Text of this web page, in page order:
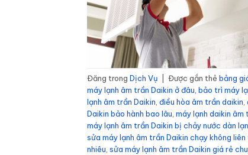
Đăng trong Dịch Vụ Được gắn thẻ bảng
máy lạnh âm trần Daikin ở đâu, bảo trì máy
lạnh âm trần Daikin, điều hòa âm trần daikin,
Daikin bảo hành bao lâu, máy lạnh daikin âm
máy lạnh âm trần Daikin bị chảy nước dàn
sửa máy lạnh âm trần Daikin chạy không
nhiêu, sửa máy lạnh âm trần Daikin giá rẻ